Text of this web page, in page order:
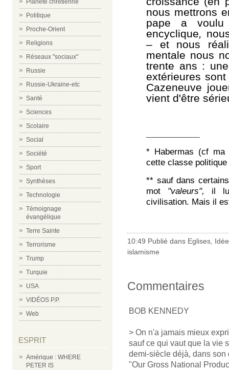
Planète chrétienne
Politique
Proche-Orient
Religions
Réseaux "sociaux"
Russie
Russie-Ukraine-etc
Santé
Sciences
Scolaire
Social
Société
Sport
Synthèses
Technologie
Témoignage
évangélique
Terre Sainte
Terrorisme
Trump
Turquie
USA
VIDÉOS P.P.
Web
ESPRIT
Amérique : WHERE
PETER IS
nous mettrons
pape a
encyclique,
– et nous
mentale nous
trente ans :
extérieures
Cazeneuve
vient d'être
* Habermas (cf
cette classe
** sauf dans
mot "valeurs",
il
civilisation. Mais il
10:49 Publié dans Eglises
islamisme
Commentaires
BOB KENNEDY
> On n'a jamais mieux
sauf ce qui vaut que la vie
demi-siècle déjà, dans son
"Our Gross National